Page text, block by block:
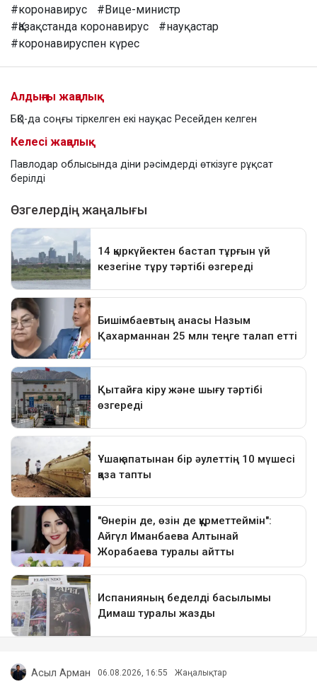
#коронавирус
#Вице-министр
#Қазақстанда коронавирус
#науқастар
#коронавируспен күрес
Алдыңғы жаңалық
БҚО-да соңғы тіркелген екі науқас Ресейден келген
Келесі жаңалық
Павлодар облысында діни рәсімдерді өткізуге рұқсат
берілді
Асыл Арман 06.08.2026, 16:55 Жаңалықтар